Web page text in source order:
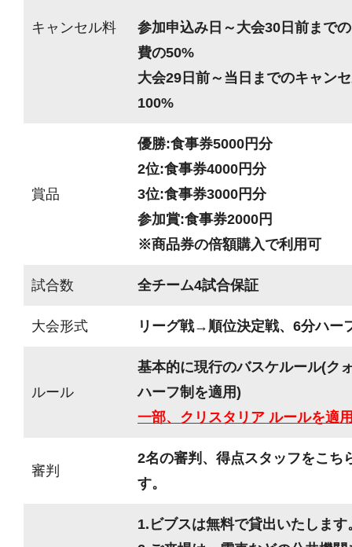
キャンセル料
参加申込み日～大会30日前まで
費の50%
大会29日前～当日までのキャン
100%
賞品
優勝:食事券5000円分
2位:食事券4000円分
3位:食事券3000円分
参加賞:食事券2000円
※商品券の倍額購入で利用可
試合数 全チーム4試合保証
大会形式 リーグ戦→順位決定戦、6分ハー
ルール
基本的に現行のバスケルール(ク
ハーフ制を適用)
一部、クリスタリア ルールを適
審判
2名の審判、得点スタッフをこち
す。
1.ビブスは無料で貸出いたします